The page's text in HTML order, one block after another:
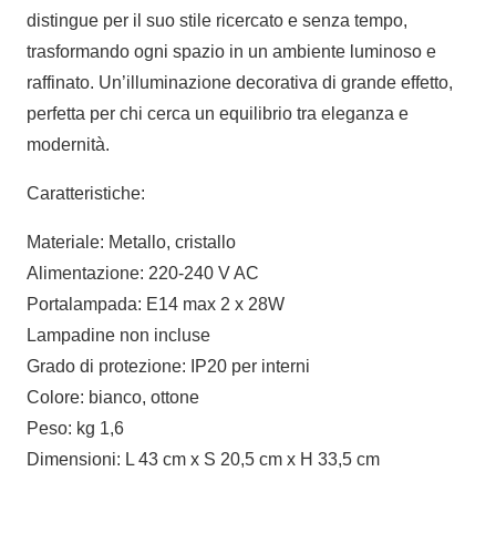
distingue per il suo stile ricercato e senza tempo,
trasformando ogni spazio in un ambiente luminoso e
raffinato. Un’illuminazione decorativa di grande effetto,
perfetta per chi cerca un equilibrio tra eleganza e
modernità.
Caratteristiche:
Materiale: Metallo, cristallo
Alimentazione: 220-240 V AC
Portalampada: E14 max 2 x 28W
Lampadine non incluse
Grado di protezione: IP20 per interni
Colore: bianco, ottone
Peso: kg 1,6
Dimensioni: L 43 cm x S 20,5 cm x H 33,5 cm